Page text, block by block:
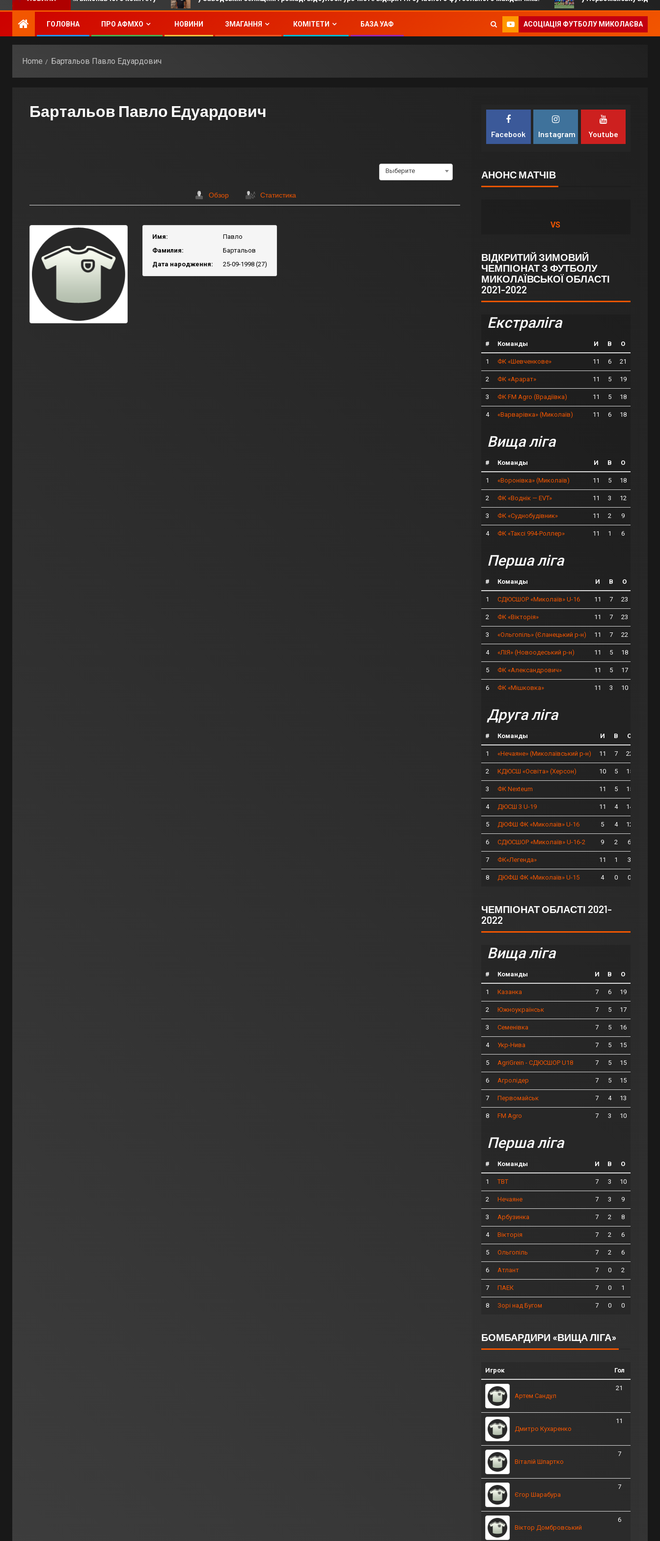
ГОЛОВНА ПРО АФМХО НОВИНИ ЗМАГАННЯ КОМІТЕТИ БАЗА УАФ АСОЦІАЦІЯ ФУТБОЛУ МИКОЛАЄВА
Home Бартальов Павло Едуардович
Бартальов Павло Едуардович
Выберите
Обзор Статистика
Имя:
Павло
Фамилия:
Бартальов
Дата народження:
25-09-1998 (27)
Facebook Instagram Youtube
АНОНС МАТЧІВ
VS
ВІДКРИТИЙ ЗИМОВИЙ
ЧЕМПІОНАТ З ФУТБОЛУ
МИКОЛАЇВСЬКОЇ ОБЛАСТІ
2021-2022
Екстраліга
# Команды И В О
1 ФК «Шевченкове» 11 6 21
2 ФК «Арарат» 11 5 19
3 ФК FM Agro (Врадіївка) 11 5 18
4 «Варварівка» (Миколаїв) 11 6 18
Вища ліга
# Команды И В О
1 «Воронівка» (Миколаїв) 11 5 18
2 ФК «Воднік — EVT» 11 3 12
3 ФК «Суднобудівник» 11 2 9
4 ФК «Таксі 994-Роллер» 11 1 6
Перша ліга
# Команды И В О
1 СДЮСШОР «Миколаїв» U-16 11 7 23
2 ФК «Вікторія» 11 7 23
3 «Ольгопіль» (Єланецький р-н) 11 7 22
4 «ЛІЯ» (Новоодеський р-н) 11 5 18
5 ФК «Александрович» 11 5 17
6 ФК «Мішковка» 11 3 10
Друга ліга
# Команды И В О
1 «Нечаяне» (Миколаївський р-н) 11 7 22
2 КДЮСШ «Освіта» (Херсон) 10 5 15
3 ФК Nexteum 11 5 15
4 ДЮСШ 3 U-19 11 4 14
5 ДЮФШ ФК «Миколаїв» U-16 5 4 12
6 СДЮСШОР «Миколаїв» U-16-2 9 2 6
7 ФК«Легенда» 11 1 3
8 ДЮФШ ФК «Миколаїв» U-15 4 0 0
ЧЕМПІОНАТ ОБЛАСТІ 2021-
2022
Вища ліга
# Команды И В О
1 Казанка 7 6 19
2 Южноукраїнськ 7 5 17
3 Семенівка 7 5 16
4 Укр-Нива 7 5 15
5 AgriGrein - СДЮСШОР U18 7 5 15
6 Агролідер 7 5 15
7 Первомайськ 7 4 13
8 FM Agro 7 3 10
Перша ліга
# Команды И В О
1 ТВТ 7 3 10
2 Нечаяне 7 3 9
3 Арбузинка 7 2 8
4 Вікторія 7 2 6
5 Ольгопіль 7 2 6
6 Атлант 7 0 2
7 ПАЕК 7 0 1
8 Зорі над Бугом 7 0 0
БОМБАРДИРИ «ВИЩА ЛІГА»
Игрок Гол
Артем Сандул
21
Дмитро Кухаренко
11
Віталій Шпартко
7
Єгор Шарабура
7
Віктор Домбровський
6